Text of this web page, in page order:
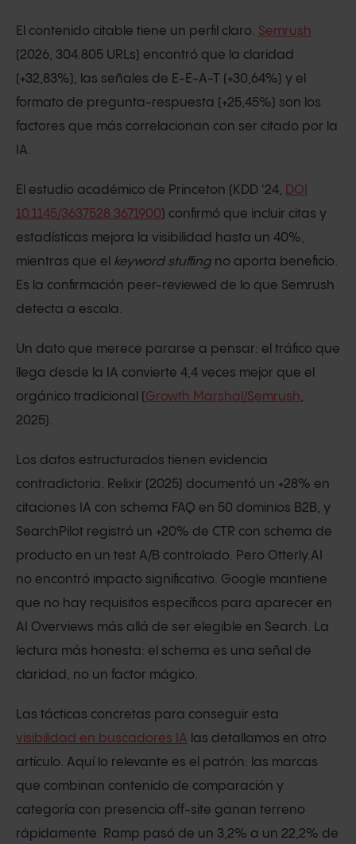
El contenido citable tiene un perfil claro. Semrush
(2026, 304.805 URLs) encontró que la claridad
(+32,83%), las señales de E-E-A-T (+30,64%) y el
formato de pregunta-respuesta (+25,45%) son los
factores que más correlacionan con ser citado por la
IA.
El estudio académico de Princeton (KDD '24, DOI
10.1145/3637528.3671900) confirmó que incluir citas y
estadísticas mejora la visibilidad hasta un 40%,
mientras que el keyword stuffing no aporta beneficio.
Es la confirmación peer-reviewed de lo que Semrush
detecta a escala.
Un dato que merece pararse a pensar: el tráfico que
llega desde la IA convierte 4,4 veces mejor que el
orgánico tradicional (Growth Marshal/Semrush,
2025).
Los datos estructurados tienen evidencia
contradictoria. Relixir (2025) documentó un +28% en
citaciones IA con schema FAQ en 50 dominios B2B, y
SearchPilot registró un +20% de CTR con schema de
producto en un test A/B controlado. Pero Otterly.AI
no encontró impacto significativo. Google mantiene
que no hay requisitos específicos para aparecer en
AI Overviews más allá de ser elegible en Search. La
lectura más honesta: el schema es una señal de
claridad, no un factor mágico.
Las tácticas concretas para conseguir esta
visibilidad en buscadores IA las detallamos en otro
artículo. Aquí lo relevante es el patrón: las marcas
que combinan contenido de comparación y
categoría con presencia off-site ganan terreno
rápidamente. Ramp pasó de un 3,2% a un 22,2% de